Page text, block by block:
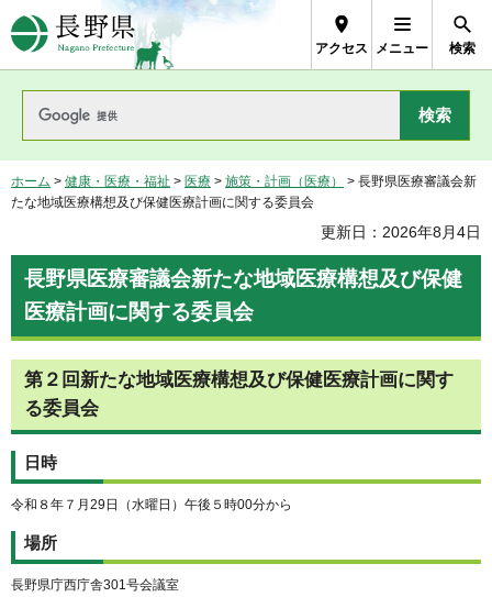
長野県Nagano Prefecture
アクセス メニュー 検索
ホーム > 健康・医療・福祉 > 医療 > 施策・計画（医療）
> 長野県医療審議会新
たな地域医療構想及び保健医療計画に関する委員会
更新日：2026年8月4日
長野県医療審議会新たな地域医療構想及び保健
医療計画に関する委員会
第２回新たな地域医療構想及び保健医療計画に関す
る委員会
日時
令和８年７月29日（水曜日）午後５時00分から
場所
長野県庁西庁舎301号会議室